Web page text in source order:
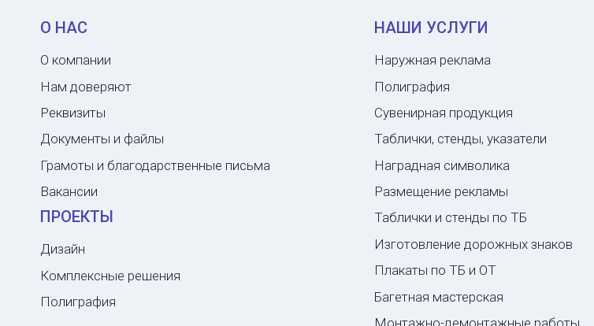
О НАС
О компании
Нам доверяют
Реквизиты
Документы и файлы
Грамоты и благодарственные письма
Вакансии
ПРОЕКТЫ
Дизайн
Комплексные решения
Полиграфия
НАШИ УСЛУГИ
Наружная реклама
Полиграфия
Сувенирная продукция
Таблички, стенды, указатели
Наградная символика
Размещение рекламы
Таблички и стенды по ТБ
Изготовление дорожных знаков
Плакаты по ТБ и ОТ
Багетная мастерская
Монтажно-демонтажные работы